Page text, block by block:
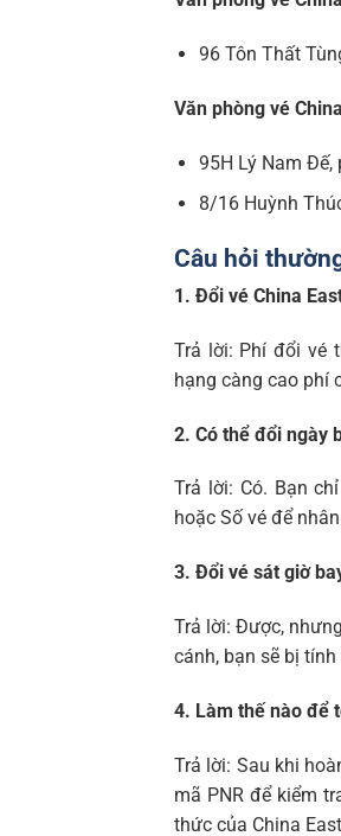
96 Tôn Thất
Văn phòng vé
95H Lý Nam Đế,
8/16 Huỳnh
Câu hỏi
1. Đổi vé China
Trả lời: Phí đổi vé
hạng càng cao phí
2. Có thể đổi ngày
Trả lời: Có. Bạn
hoặc Số vé để
3. Đổi vé sát giờ
Trả lời: Được,
cánh, bạn sẽ bị
4. Làm thế nào để
Trả lời: Sau khi
mã PNR để kiểm
thức của China